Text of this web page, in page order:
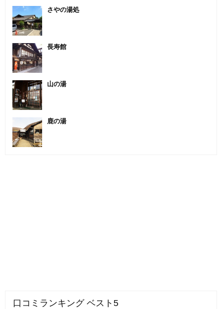
さやの湯処
長寿館
山の湯
鹿の湯
口コミランキング ベスト5